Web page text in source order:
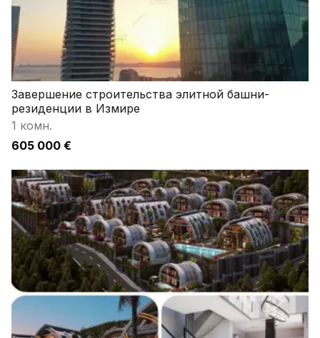
Завершение строительства элитной башни-
резиденции в Измире
1 комн.
605 000 €